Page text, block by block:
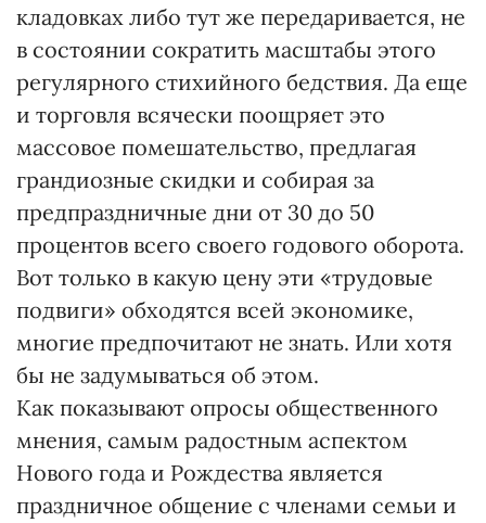
кладовках либо тут же передаривается, не
в состоянии сократить масштабы этого
регулярного стихийного бедствия. Да еще
и торговля всячески поощряет это
массовое помешательство, предлагая
грандиозные скидки и собирая за
предпраздничные дни от 30 до 50
процентов всего своего годового оборота.
Вот только в какую цену эти «трудовые
подвиги» обходятся всей экономике,
многие предпочитают не знать. Или хотя
бы не задумываться об этом.
Как показывают опросы общественного
мнения, самым радостным аспектом
Нового года и Рождества является
праздничное общение с членами семьи и